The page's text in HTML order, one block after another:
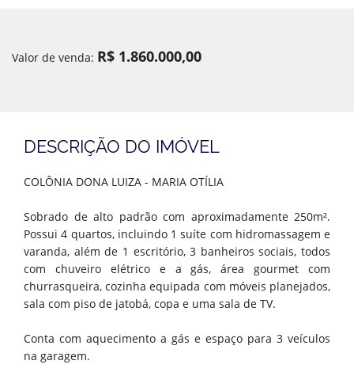
Valor de venda: R$ 1.860.000,00
DESCRIÇÃO DO IMÓVEL
COLÔNIA DONA LUIZA - MARIA OTÍLIA
Sobrado de alto padrão com aproximadamente 250m².
Possui 4 quartos, incluindo 1 suíte com hidromassagem e
varanda, além de 1 escritório, 3 banheiros sociais, todos
com chuveiro elétrico e a gás, área gourmet com
churrasqueira, cozinha equipada com móveis planejados,
sala com piso de jatobá, copa e uma sala de TV.
Conta com aquecimento a gás e espaço para 3 veículos
na garagem.